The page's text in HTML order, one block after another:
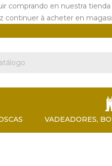
comprando en nuestra
continuer à acheter en
VADEADORES,